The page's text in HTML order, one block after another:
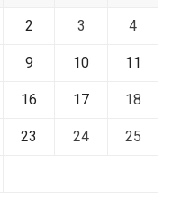
2 3 4
9 10 11
16 17 18
23 24 25